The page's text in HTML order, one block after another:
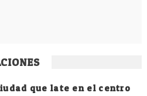
que late en el centro